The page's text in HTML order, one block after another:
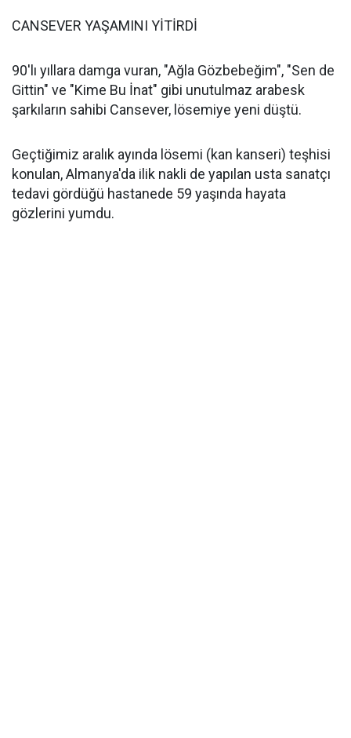
CANSEVER YAŞAMINI YİTİRDİ
90'lı yıllara damga vuran, "Ağla Gözbebeğim", "Sen de
Gittin" ve "Kime Bu İnat" gibi unutulmaz arabesk
şarkıların sahibi Cansever, lösemiye yeni düştü.
Geçtiğimiz aralık ayında lösemi (kan kanseri) teşhisi
konulan, Almanya'da ilik nakli de yapılan usta sanatçı
tedavi gördüğü hastanede 59 yaşında hayata
gözlerini yumdu.